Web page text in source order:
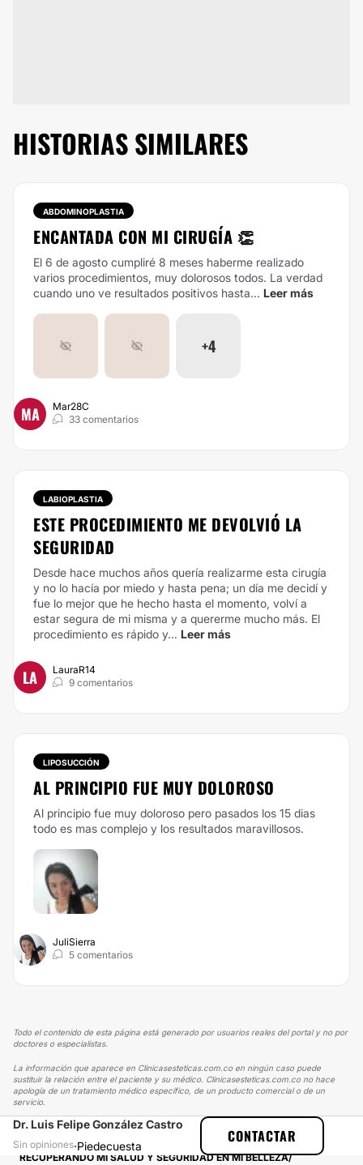
HISTORIAS SIMILARES
ABDOMINOPLASTIA
ENCANTADA CON MI CIRUGÍA 👏
El 6 de agosto cumpliré 8 meses haberme realizado
varios procedimientos, muy dolorosos todos. La verdad
cuando uno ve resultados positivos hasta... Leer más
+4
MA
Mar28C
33 comentarios
LABIOPLASTIA
ESTE PROCEDIMIENTO ME DEVOLVIÓ LA
SEGURIDAD
Desde hace muchos años quería realizarme esta cirugía
y no lo hacía por miedo y hasta pena; un día me decidí y
fue lo mejor que he hecho hasta el momento, volví a
estar segura de mi misma y a quererme mucho más. El
procedimiento es rápido y... Leer más
LA
LauraR14
9 comentarios
LIPOSUCCIÓN
AL PRINCIPIO FUE MUY DOLOROSO
Al principio fue muy doloroso pero pasados los 15 dias
todo es mas complejo y los resultados maravillosos.
JuliSierra
5 comentarios
Todo el contenido de esta página está generado por usuarios reales del portal y no por
doctores o especialistas.
La información que aparece en Clinicasesteticas.com.co en ningún caso puede
sustituir la relación entre el paciente y su médico. Clinicasesteticas.com.co no hace
apología de un tratamiento médico específico, de un producto comercial o de un
servicio.
Dr. Luis Felipe González Castro
Sin opiniones·Piedecuesta
CONTACTAR
CLINICASESTETICAS
EXPERIENCIAS
EXPERIENCIAS SOBRE RETIRO DE BIOPOLÍMEROS
RECUPERANDO MI SALUD Y SEGURIDAD EN MI BELLEZA